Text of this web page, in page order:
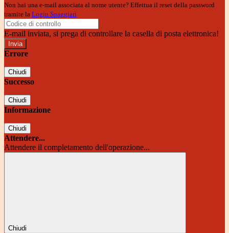
Non hai una e-mail associata al nome utente? Effettua il reset della password
tramite la Login Spaggiari
E-mail inviata, si prega di controllare la casella di posta elettronica!
Errore
Chiudi
Successo
Chiudi
Informazione
Chiudi
Attendere...
Attendere il completamento dell'operazione...
Chiudi